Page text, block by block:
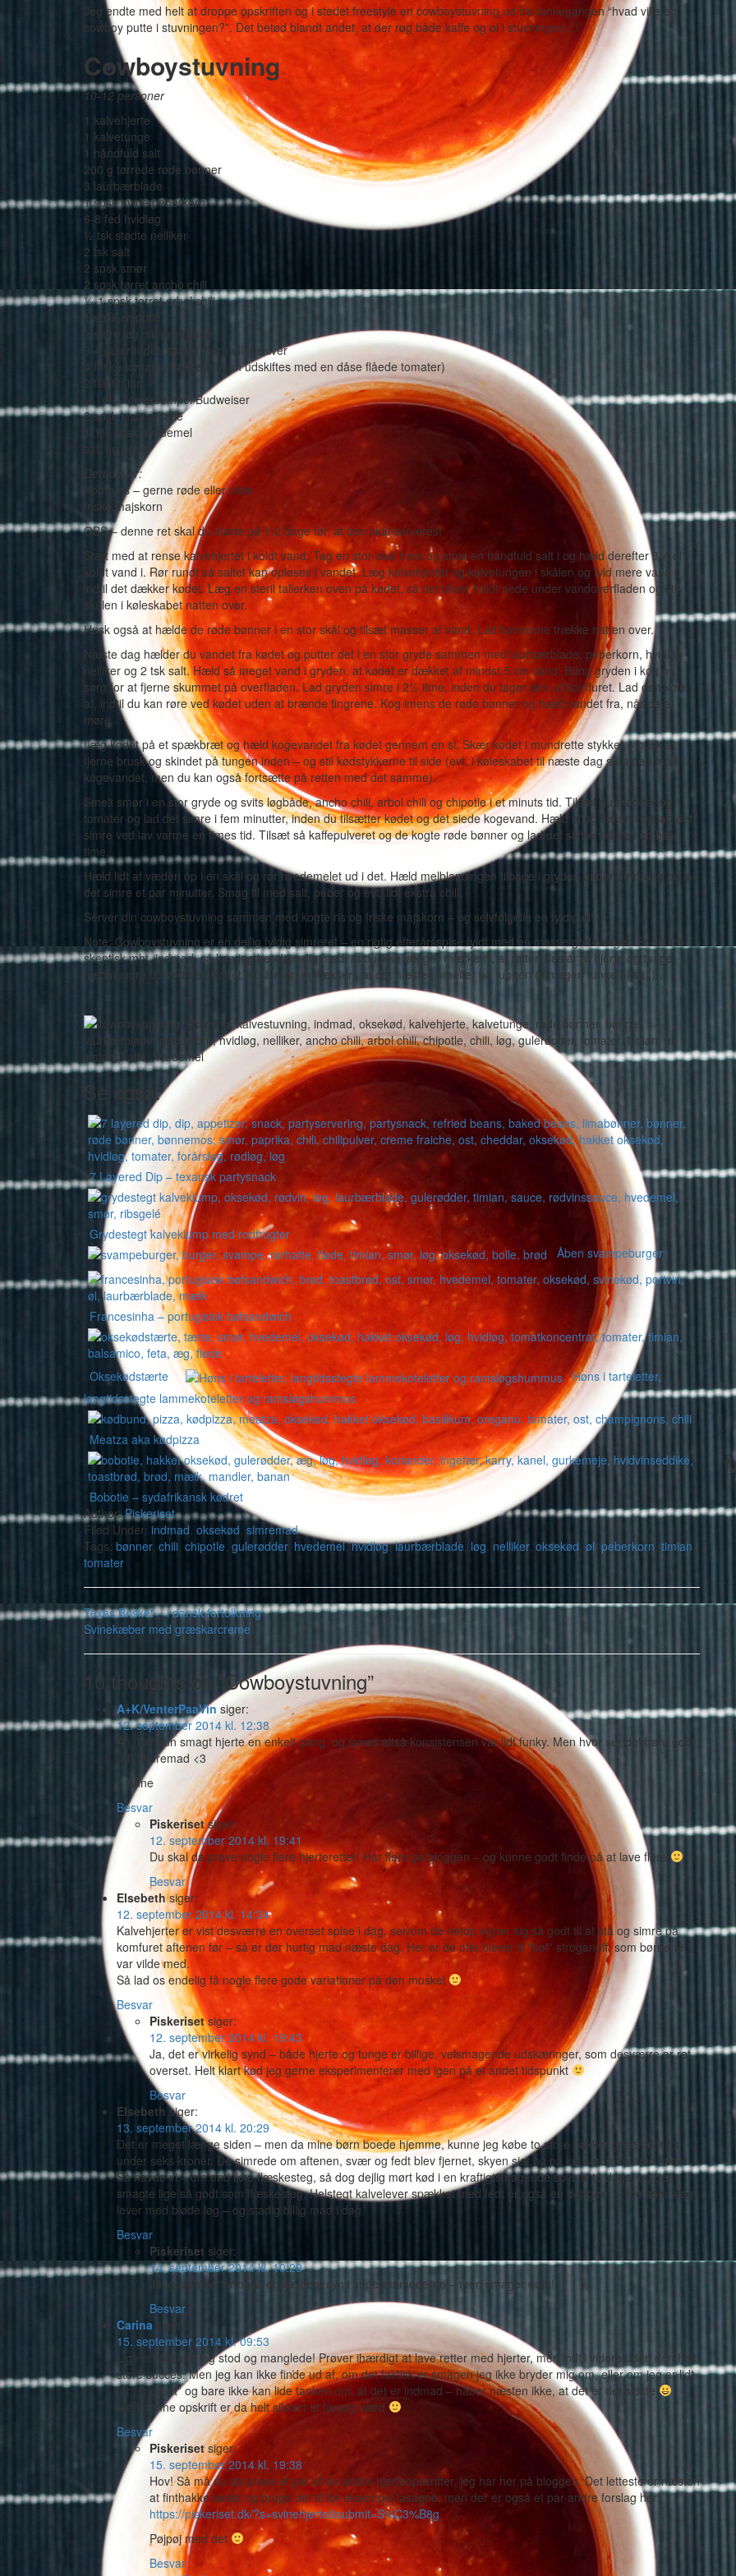
Jeg endte med helt at droppe opskriften og i stedet freestyle en cowboystuvning ud fra tankegangen “hvad ville en
cowboy putte i stuvningen?”. Det betød blandt andet, at der røg både kaffe og øl i stuvningen…!
Cowboystuvning
10-12 personer
1 kalvehjerte
1 kalvetunge
1 håndfuld salt
200 g tørrede røde bønner
3 laurbærblade
1 spsk hvide peberkorn
6-8 fed hvidløg
½ tsk stødte nelliker
2 tsk salt
2 spsk smør
2 spsk tørret ancho chili
½-1 spsk tørret arbol chili
1 spsk chipotle
2 store løg, skåret i både
3-4 gulerødder, skåret i tern eller skiver
4 friske tomater, hakkede (kan udskiftes med en dåse flåede tomater)
2 tsk timian
½ l øl – for eksempel Budweiser
2 spsk instant kaffe
1-1½ spsk hvedemel
salt og peber
Derudover:
Kogte ris – gerne røde eller vilde
friske majskorn
OBS – denne ret skal du starte på 1-2 dage før, at den skal serveres!
Start med at rense kalvehjertet i koldt vand. Tag en stor skål frem og smid en håndfuld salt i og hæld derefter 3-4 dl
koldt vand i. Rør rundt så saltet kan opløses i vandet. Læg kalvehjertet og kalvetungen i skålen og fyld mere vand i,
indtil det dækker kødet. Læg en steril tallerken oven på kødet, så det bliver holdt nede under vandoverfladen og stil
skålen i køleskabet natten over.
Husk også at hælde de røde bønner i en stor skål og tilsæt masser af vand. Lad bønnerne trække natten over.
Næste dag hælder du vandet fra kødet og putter det i en stor gryde sammen med laurbærblade, peberkorn, hvidløg,
nelliker og 2 tsk salt. Hæld så meget vand i gryden, at kødet er dækket af mindst 5 cm vand. Bring gryden i kog og
sørg for at fjerne skummet på overfladen. Lad gryden simre i 2½ time, inden du tager den af komfuret. Lad den køle
af, indtil du kan røre ved kødet uden at brænde fingrene. Kog imens de røde bønner og hæld vandet fra, når de er
møre.
Læg kødet på et spækbræt og hæld kogevandet fra kødet gennem en si. Skær kødet i mundrette stykker – husk at
fjerne brusk og skindet på tungen inden – og stil kødstykkerne til side (evt. i køleskabet til næste dag sammen med
kogevandet, men du kan også fortsætte på retten med det samme).
Smelt smør i en stor gryde og svits løgbåde, ancho chili, arbol chili og chipotle i et minuts tid. Tilsæt gulerødder og
tomater og lad det simre i fem minutter, inden du tilsætter kødet og det siede kogevand. Hæld øl og timian i og lad det
simre ved lav varme en times tid. Tilsæt så kaffepulveret og de kogte røde bønner og lad det simre videre i en halv
time.
Hæld lidt af væden op i en skål og rør hvedemelet ud i det. Hæld melblandingen tilbage i gryden under omrøring og lad
det simre et par minutter. Smag til med salt, peber og evt. lidt ekstra chili.
Servér din cowboystuvning sammen med kogte ris og friske majskorn – og selvfølgelig en fyldig øl!
Note: Cowboystuvning er en dejlig fyldig simreret – en rigtig efterårsspise fyldt med en masse gode sager. Er du lidt
skeptisk mht. indmad, så kan jeg berolige dig med, at du ikke lægger mærke til, at retten består af hjerte og tunge,
med mindre du ved det. Kødet er så mørt og lækkert, at det næsten smelter på tungen (din egen tunge altså ;)).
Se også:
7 Layered Dip – texansk partysnack
Grydestegt kalveklump med rodfrugter
Åben svampeburger
Francesinha – portugisisk bøfsandwich
Oksekødstærte
Høns i tarteletter,
langtidsstegte lammekoteletter og ramsløgshummus
Meatza aka kødpizza
Bobotie – sydafrikansk kødret
Author:Piskeriset
Filed Under: indmad, oksekød, simremad
Tags: bønner, chili, chipotle, gulerødder, hvedemel,hvidløg,laurbærblade, løg, nelliker, oksekød, øl peberkorn timian
tomater
Texas Brisket – i dansk fortolkning
Svinekæber med græskarcreme
10 thoughts on “Cowboystuvning”
A+K/VenterPaaVin siger:
12. september 2014 kl. 12:38
Åh, har kun smagt hjerte en enkelt gang, og synes altså konsistensen var lidt funky. Men hvor ser det bare godt
ud! Simremad <3
– Anne
Besvar
Piskeriset siger:
12. september 2014 kl. 19:41
Du skal da prøve nogle flere hjerteretter! Har flere på bloggen – og kunne godt finde på at lave flere
Besvar
Elsebeth siger:
12. september 2014 kl. 14:34
Kalvehjerter er vist desværre en overset spise i dag, selvom de netop egner sig så godt til at stå og simre på
komfuret aftenen før – så er der hurtig mad næste dag. Her er de ofte blevet til “bøf” stroganoff, som børnene
var vilde med.
Så lad os endelig få nogle flere gode variationer på den muskel
Besvar
Piskeriset siger:
12. september 2014 kl. 19:43
Ja, det er virkelig synd – både hjerte og tunge er billige, velsmagende udskæringer, som desværre er ret
overset. Helt klart kød jeg gerne eksperimenterer med igen på et andet tidspunkt
Besvar
Elsebeth siger:
13. september 2014 kl. 20:29
Det er meget længe siden – men da mine børn boede hjemme, kunne jeg købe to store pakker grisehaler for
under seks kroner. De simrede om aftenen, svær og fedt blev fjernet, skyen siet og på køl sammen med kødet.
Så havde vi – om end ikke flæskesteg, så dog dejlig mørt kød i en kraftigtsmagende sovs til to dage, og det
smagte lige så godt som flæskesteg. Helstegt kalvelever spækket med fedt er også en dejlig ret – lige som stegt
lever med bløde løg – og stadig billig mad i dag.
Besvar
Piskeriset siger:
14. september 2014 kl. 10:29
Ja, grisehaler er også et sjældent syn i supermarkederne – men smager godt!
Besvar
Carina siger:
15. september 2014 kl. 09:53
Lige en opskrift jeg stod og manglede! Prøver ihærdigt at lave retter med hjerter, men indtil videre uden den helt
store succes. Men jeg kan ikke finde ud af, om det faktisk er smagen jeg ikke bryder mig om, eller om jeg er lidt
for “snerpet” og bare ikke kan lide tanken om, at det er indmad – håber næsten ikke, at det er det sidste
Men denne opskrift er da helt sikkert et forsøg værd
Besvar
Piskeriset siger:
15. september 2014 kl. 19:38
Hov! Så må du da prøve et par af de andre hjerteopskrifter, jeg har her på bloggen. Det letteste er næsten
at finthakke kødet og bruge det til for eksempel lasagne, men der er også et par andre forslag her:
https://piskeriset.dk/?s=svinehjerte&submit=S%C3%B8g
Pøjpøj med det
Besvar